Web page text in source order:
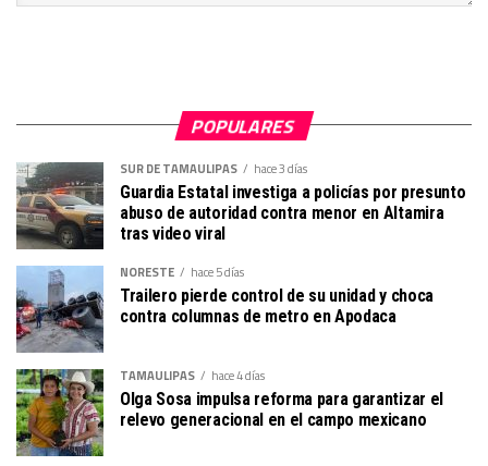
POPULARES
SUR DE TAMAULIPAS hace 3 días
Guardia Estatal investiga a policías por presunto
abuso de autoridad contra menor en Altamira
tras video viral
NORESTE hace 5 días
Trailero pierde control de su unidad y choca
contra columnas de metro en Apodaca
TAMAULIPAS hace 4 días
Olga Sosa impulsa reforma para garantizar el
relevo generacional en el campo mexicano